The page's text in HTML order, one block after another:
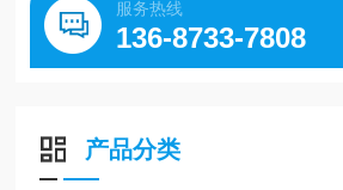
服务热线
136-8733-7808
产品分类